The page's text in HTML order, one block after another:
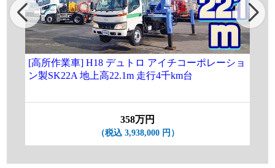
[高所作業車] H18 デュトロ アイチコーポレーショ
ン製SK22A 地上高22.1m 走行4千km台
358万円
（税込 3,938,000 円）